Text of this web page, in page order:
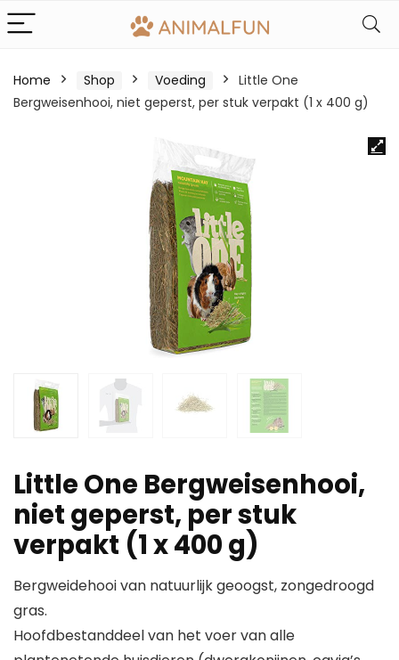
Home Shop Voeding
Little One
Bergweisenhooi, niet geperst, per stuk verpakt (1 x 400 g)
Little One Bergweisenhooi,
niet geperst, per stuk
verpakt (1 x 400 g)
Bergweidehooi van natuurlijk geoogst, zongedroogd
gras.
Hoofdbestanddeel van het voer van alle